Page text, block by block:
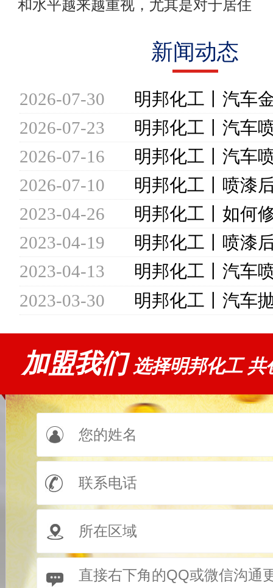
和水平越来越重视，尤其是对于居住
新闻动态
2026-07-30
2026-07-23
2026-07-16
2026-07-10
2023-04-26
2023-04-19
2023-04-13
2023-03-30
加盟我们 选择明邦化工 共